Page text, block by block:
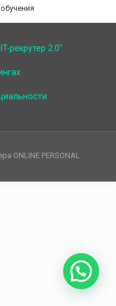
рекрутер 2.0"
ONLINE PERSONAL